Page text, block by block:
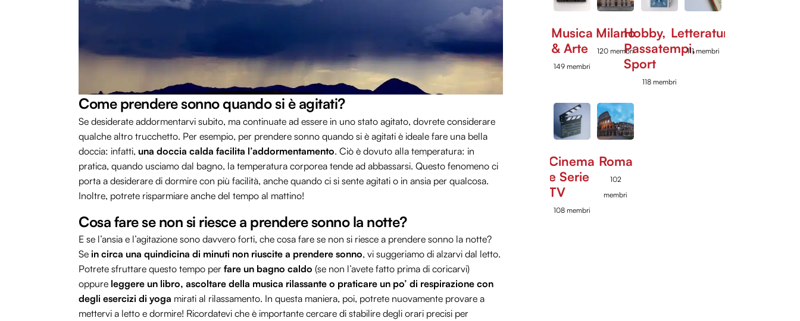
Come prendere sonno quando si è agitati?
Se desiderate addormentarvi subito, ma continuate ad essere in uno stato agitato, dovrete considerare
qualche altro trucchetto. Per esempio, per prendere sonno quando si è agitati è ideale fare una bella
doccia: infatti, una doccia calda facilita l’addormentamento. Ciò è dovuto alla temperatura: in
pratica, quando usciamo dal bagno, la temperatura corporea tende ad abbassarsi. Questo fenomeno ci
porta a desiderare di dormire con più facilità, anche quando ci si sente agitati o in ansia per qualcosa.
Inoltre, potrete risparmiare anche del tempo al mattino!
Cosa fare se non si riesce a prendere sonno la notte?
E se l’ansia e l’agitazione sono davvero forti, che cosa fare se non si riesce a prendere sonno la notte?
Se in circa una quindicina di minuti non riuscite a prendere sonno, vi suggeriamo di alzarvi dal letto.
Potrete sfruttare questo tempo per fare un bagno caldo (se non l’avete fatto prima di coricarvi)
oppure leggere un libro, ascoltare della musica rilassante o praticare un po’ di respirazione con
degli esercizi di yoga mirati al rilassamento. In questa maniera, poi, potrete nuovamente provare a
mettervi a letto e dormire! Ricordatevi che è importante cercare di stabilire degli orari precisi per
Musica
& Arte
149 membri
Milano
120 membri
Hobby,
Passatempi,
Sport
118 membri
Letteratura
111 membri
Cinema
e Serie
TV
108 membri
Roma
102
membri